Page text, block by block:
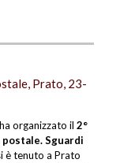
Prato, 23-
organizzato il 2°
postale. Sguardi
è tenuto a Prato